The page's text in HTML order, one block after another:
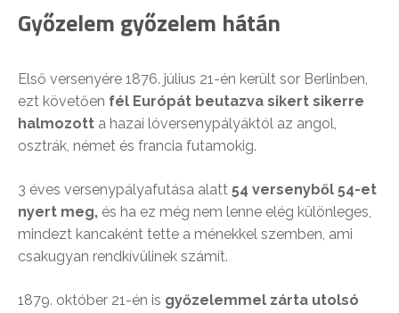
Győzelem győzelem hátán
Első versenyére 1876. július 21-én került sor Berlinben,
ezt követően fél Európát beutazva sikert sikerre
halmozott a hazai lóversenypályáktól az angol,
osztrák, német és francia futamokig.
3 éves versenypályafutása alatt 54 versenyből 54-et
nyert meg, és ha ez még nem lenne elég különleges,
mindezt kancaként tette a ménekkel szemben, ami
csakugyan rendkívülinek számít.
1879. október 21-én is győzelemmel zárta utolsó